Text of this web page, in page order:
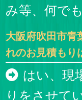
み等、何で
大阪府吹田市青
れのお見積もり
はい、現
りをさせて